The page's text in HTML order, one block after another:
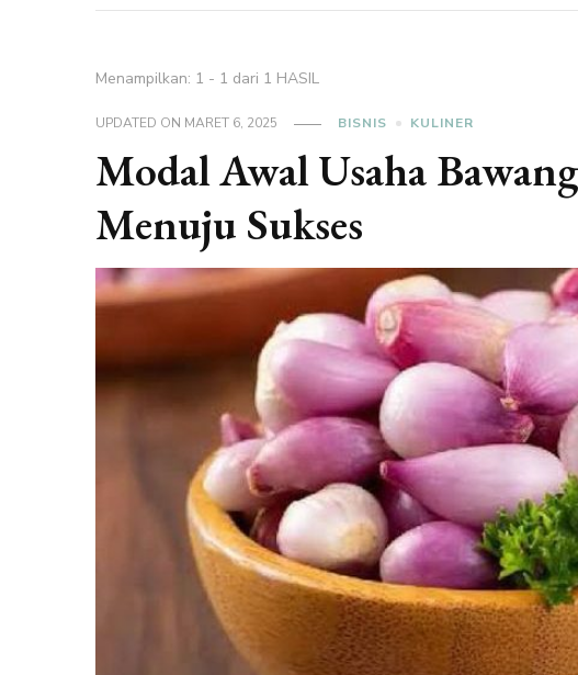
Menampilkan: 1 - 1 dari 1 HASIL
UPDATED ON MARET 6, 2025 BISNIS KULINER
Modal Awal Usaha
Menuju Sukses